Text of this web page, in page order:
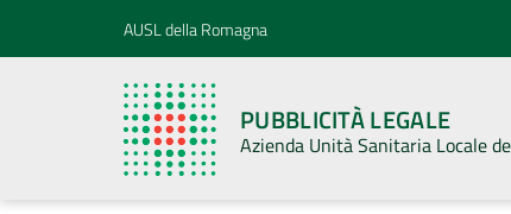
Vai al contenuto
Vai alla navigazioneAUSL della Romagna
PUBBLICITÀ LEGALE
Azienda Unità Sanitaria Locale